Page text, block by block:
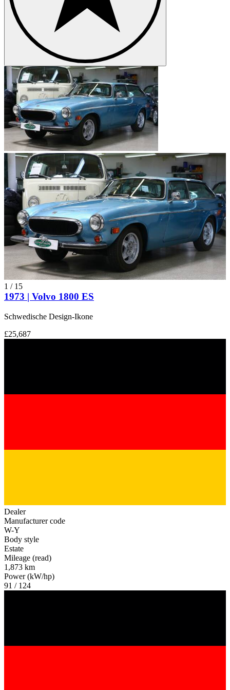
1 / 15
1973 | Volvo 1800 ES
Schwedische Design-Ikone
£25,687
Dealer
Manufacturer code
W-Y
Body style
Estate
Mileage (read)
1,873 km
Power (kW/hp)
91 / 124